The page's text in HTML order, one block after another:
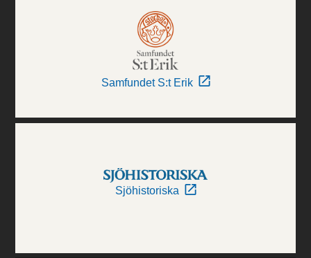
Samfundet S:t Erik
Sjöhistoriska